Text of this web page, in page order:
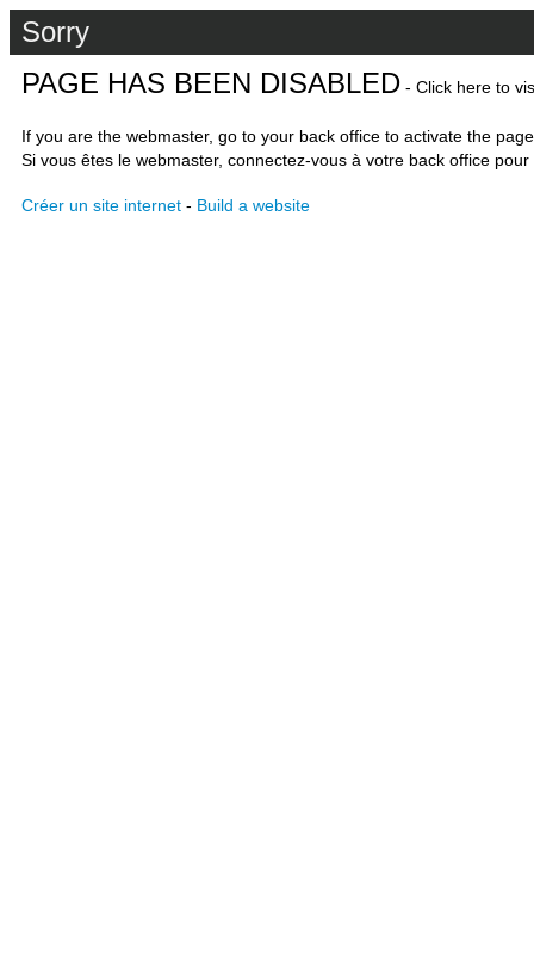
Sorry
PAGE HAS BEEN DISABLED - Click here to
If you are the webmaster, go to your back office to activate the
Si vous êtes le webmaster, connectez-vous à votre back office
Créer un site internet - Build a website